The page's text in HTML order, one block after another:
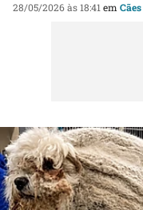
28/05/2026 às 18:41 em Cães